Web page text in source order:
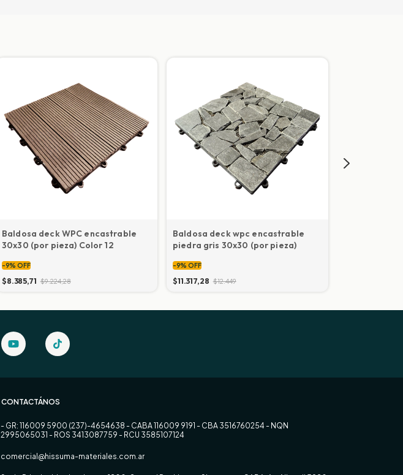
Baldosa deck WPC encastrable
30x30 (por pieza) Color 12
-9% OFF
$8.385,71 $9.224,28
Baldosa deck wpc encastrable
piedra gris 30x30 (por pieza)
-9% OFF
$11.317,28 $12.449
CONTACTÁNOS
- GR: 116009 5900 (237)-4654638 - CABA 116009 9191 - CBA 3516760254 - NQN
2995065031 - ROS 3413087759 - RCU 3585107124
comercial@hissuma-materiales.com.ar